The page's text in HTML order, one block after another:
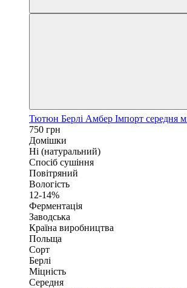
Тютюн Берлі Амбер Імпорт середня
750 грн
Домішки
Ні (натуральний)
Спосіб сушіння
Повітряний
Вологість
12-14%
Ферментація
Заводська
Країна виробництва
Польща
Сорт
Берлі
Міцність
Середня